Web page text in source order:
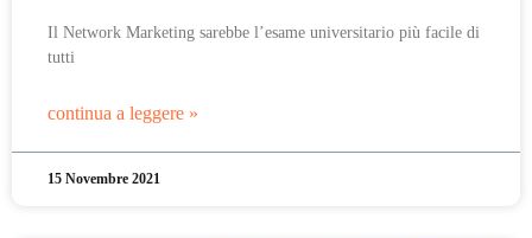
Il Network Marketing sarebbe l’esame universitario più facile di
tutti
continua a leggere »
15 Novembre 2021